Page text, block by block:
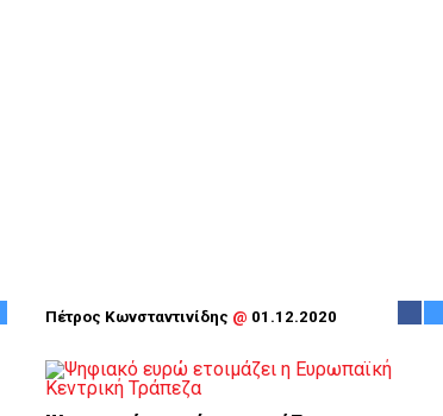
Πέτρος Κωνσταντινίδης @ 01.12.2020